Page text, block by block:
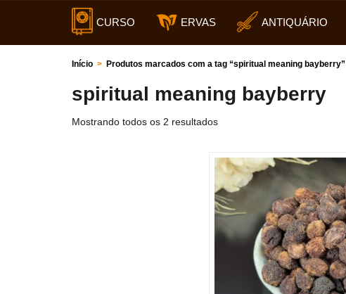
CURSO ERVAS ANTIQUÁRIO
Início > Produtos marcados com a tag “spiritual meaning bayberry”
spiritual meaning bayberry
Mostrando todos os 2 resultados